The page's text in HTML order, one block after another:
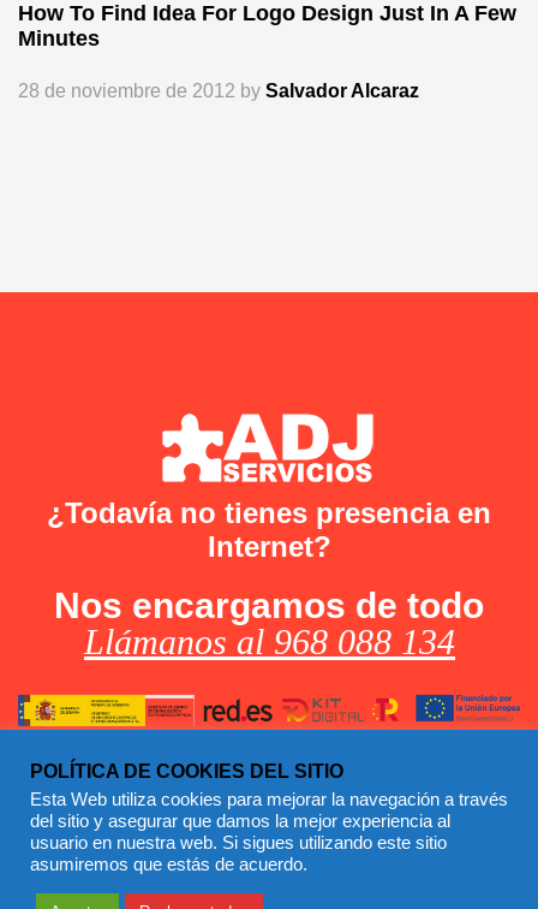
How To Find Idea For Logo Design Just In A Few
Minutes
28 de noviembre de 2012 by Salvador Alcaraz
¿Todavía no tienes presencia en
Internet?
Nos encargamos de todo
Llámanos al 968 088 134
Facebook
© 2022 PixelBlack S.L.
POLÍTICA DE COOKIES DEL SITIO
Esta Web utiliza cookies para mejorar la navegación a través
del sitio y asegurar que damos la mejor experiencia al
usuario en nuestra web. Si sigues utilizando este sitio
asumiremos que estás de acuerdo.